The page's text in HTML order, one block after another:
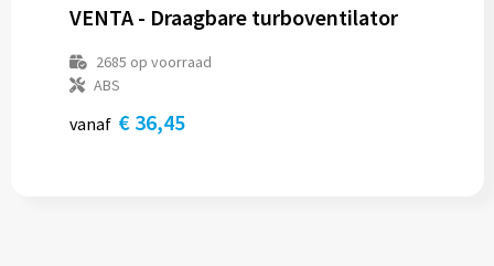
VENTA - Draagbare turboventilator
2685 op voorraad
ABS
vanaf € 36,45